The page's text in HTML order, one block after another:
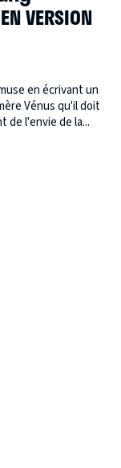
VERSION
en écrivant un
Vénus qu'il doit
de l'envie de la...